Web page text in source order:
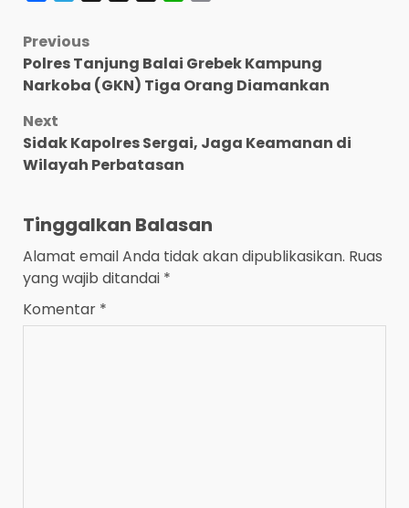
Post
navigation
Previous
Polres Tanjung Balai Grebek Kampung
Narkoba (GKN) Tiga Orang Diamankan
Next
Sidak Kapolres Sergai, Jaga Keamanan di
Wilayah Perbatasan
Tinggalkan Balasan
Alamat email Anda tidak akan dipublikasikan. Ruas
yang wajib ditandai *
Komentar *